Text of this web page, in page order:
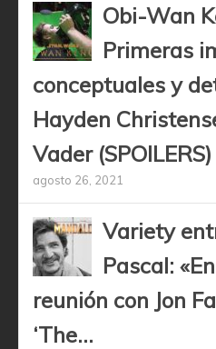
Obi-Wan
Primeras
conceptuales y
Hayden
Vader (SPOILERS)
agosto 26, 2021
Variety
Pascal:
reunión con Jon
‘The...